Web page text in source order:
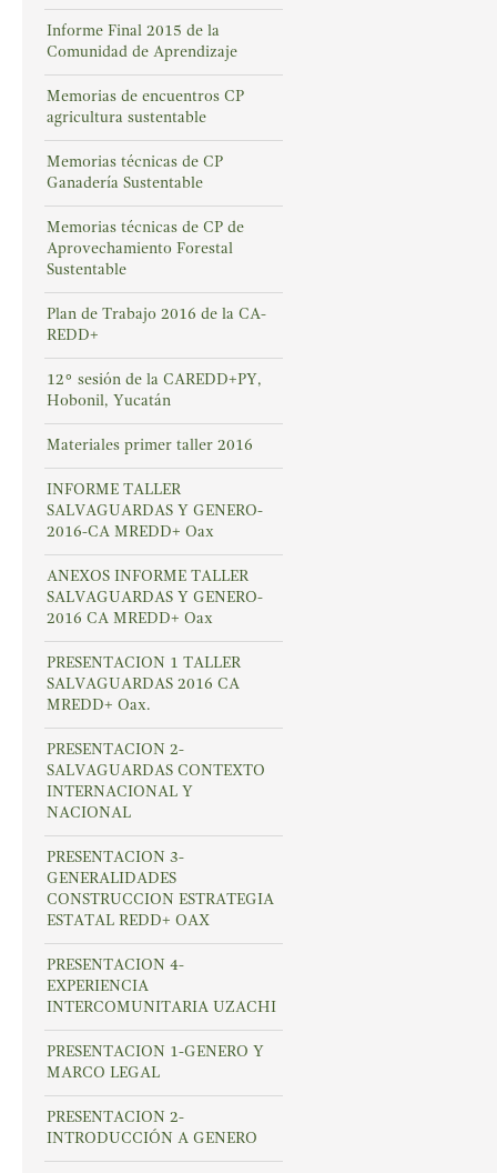
Informe Final 2015 de la
Comunidad de Aprendizaje
Memorias de encuentros CP
agricultura sustentable
Memorias técnicas de CP
Ganadería Sustentable
Memorias técnicas de CP de
Aprovechamiento Forestal
Sustentable
Plan de Trabajo 2016 de la CA-
REDD+
12° sesión de la CAREDD+PY,
Hobonil, Yucatán
Materiales primer taller 2016
INFORME TALLER
SALVAGUARDAS Y GENERO-
2016-CA MREDD+ Oax
ANEXOS INFORME TALLER
SALVAGUARDAS Y GENERO-
2016 CA MREDD+ Oax
PRESENTACION 1 TALLER
SALVAGUARDAS 2016 CA
MREDD+ Oax.
PRESENTACION 2-
SALVAGUARDAS CONTEXTO
INTERNACIONAL Y
NACIONAL
PRESENTACION 3-
GENERALIDADES
CONSTRUCCION ESTRATEGIA
ESTATAL REDD+ OAX
PRESENTACION 4-
EXPERIENCIA
INTERCOMUNITARIA UZACHI
PRESENTACION 1-GENERO Y
MARCO LEGAL
PRESENTACION 2-
INTRODUCCIÓN A GENERO